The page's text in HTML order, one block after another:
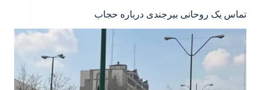
تماس یک روحانی بیرجندی درباره حجاب